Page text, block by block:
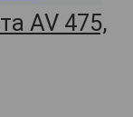
AV 475,